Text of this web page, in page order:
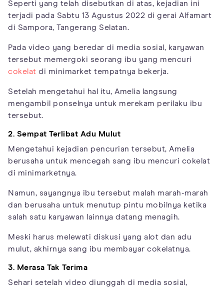
Seperti yang telah disebutkan di atas, kejadian ini
terjadi pada Sabtu 13 Agustus 2022 di gerai Alfamart
di Sampora, Tangerang Selatan.
Pada video yang beredar di media sosial, karyawan
tersebut memergoki seorang ibu yang mencuri
cokelat di minimarket tempatnya bekerja.
Setelah mengetahui hal itu, Amelia langsung
mengambil ponselnya untuk merekam perilaku ibu
tersebut.
2. Sempat Terlibat Adu Mulut
Mengetahui kejadian pencurian tersebut, Amelia
berusaha untuk mencegah sang ibu mencuri cokelat
di minimarketnya.
Namun, sayangnya ibu tersebut malah marah-marah
dan berusaha untuk menutup pintu mobilnya ketika
salah satu karyawan lainnya datang menagih.
Meski harus melewati diskusi yang alot dan adu
mulut, akhirnya sang ibu membayar cokelatnya.
3. Merasa Tak Terima
Sehari setelah video diunggah di media sosial,